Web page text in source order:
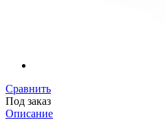
Сравнить
Под заказ
Описание